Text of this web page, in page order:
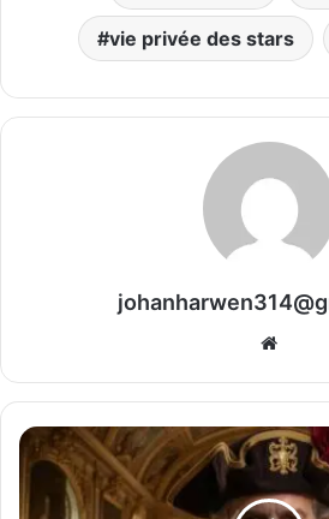
vie privée des stars